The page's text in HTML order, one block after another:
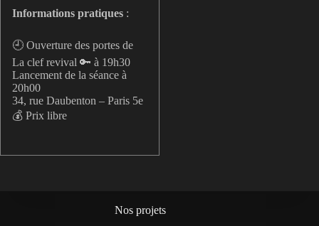
Informations pratiques :
🕘 Ouverture des portes de
La clef revival 🔑 à 19h30
Lancement de la séance à
20h00
34, rue Daubenton – Paris 5e
💰 Prix libre
Nos projets